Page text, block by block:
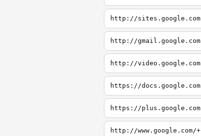
http://sites.google.com
http://gmail.google.com
http://video.google.com
https://docs.google.com
https://plus.google.com
http://www.google.com/+